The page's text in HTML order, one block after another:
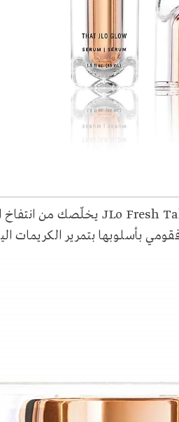
بأسلوبها بتمرير الكريمات